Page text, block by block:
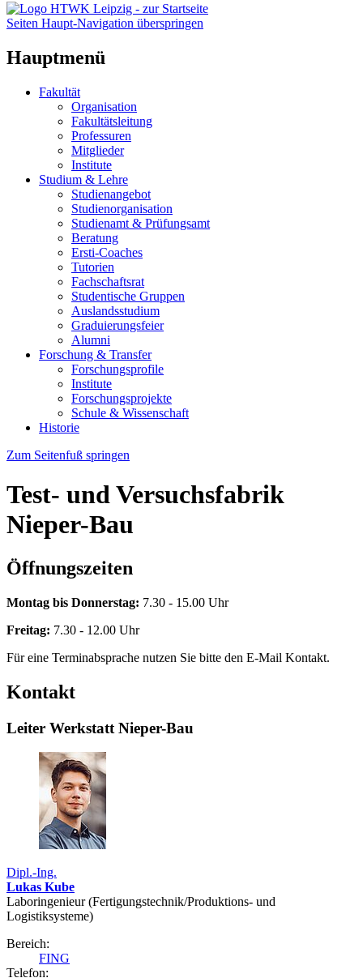
Seiten Haupt-Navigation überspringen
Hauptmenü
Fakultät
Organisation
Fakultätsleitung
Professuren
Mitglieder
Institute
Studium & Lehre
Studienangebot
Studienorganisation
Studienamt & Prüfungsamt
Beratung
Ersti-Coaches
Tutorien
Fachschaftsrat
Studentische Gruppen
Auslandsstudium
Graduierungsfeier
Alumni
Forschung & Transfer
Forschungsprofile
Institute
Forschungsprojekte
Schule & Wissenschaft
Historie
Zum Seitenfuß springen
Test- und Versuchsfabrik
Nieper-Bau
Öffnungszeiten
Montag bis Donnerstag: 7.30 - 15.00 Uhr
Freitag: 7.30 - 12.00 Uhr
Für eine Terminabsprache nutzen Sie bitte den E-Mail Kontakt.
Kontakt
Leiter Werkstatt Nieper-Bau
Dipl.-Ing.
Lukas Kube
Laboringenieur (Fertigungstechnik/Produktions- und
Logistiksysteme)
Bereich:
FING
Telefon: